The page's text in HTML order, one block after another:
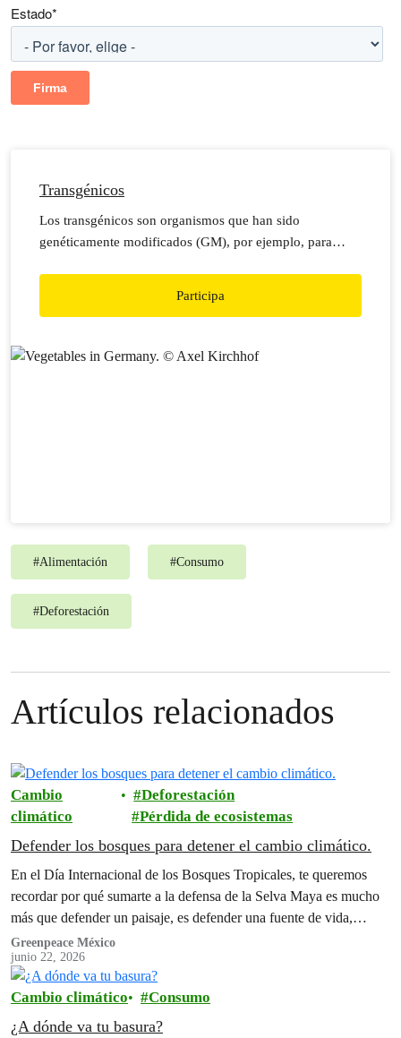
Estado*
Transgénicos
Los transgénicos son organismos que han sido
genéticamente modificados (GM), por ejemplo, para
acentúa la desigualdad en el campo y que además hace
afectan la salud y el medio ambiente.
Participa
#Alimentación #Consumo
#Deforestación
Artículos relacionados
Cambio
climático
Deforestación
Pérdida de ecosistemas
Defender los bosques para detener el cambio climático.
En el Día Internacional de los Bosques Tropicales, te queremos
recordar por qué sumarte a la defensa de la Selva Maya es mucho
más que defender un paisaje, es defender una fuente de vida,
cultura, identidad y esperanza.
Greenpeace México
junio 22, 2026
Cambio climático Consumo
¿A dónde va tu basura?